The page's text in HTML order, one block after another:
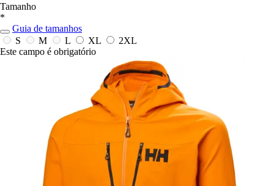
Tamanho
*
Guia de tamanhos
S
M L XL
2XL
Este campo é obrigatório